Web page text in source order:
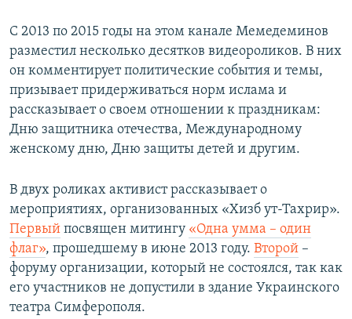
С 2013 по 2015 годы на этом канале Мемедеминов
разместил несколько десятков видеороликов. В них
он комментирует политические события и темы,
призывает придерживаться норм ислама и
рассказывает о своем отношении к праздникам:
Дню защитника отечества, Международному
женскому дню, Дню защиты детей и другим.
В двух роликах активист рассказывает о
мероприятиях, организованных «Хизб ут-Тахрир».
Первый посвящен митингу «Одна умма – один
флаг», прошедшему в июне 2013 году. Второй –
форуму организации, который не состоялся, так как
его участников не допустили в здание Украинского
театра Симферополя.